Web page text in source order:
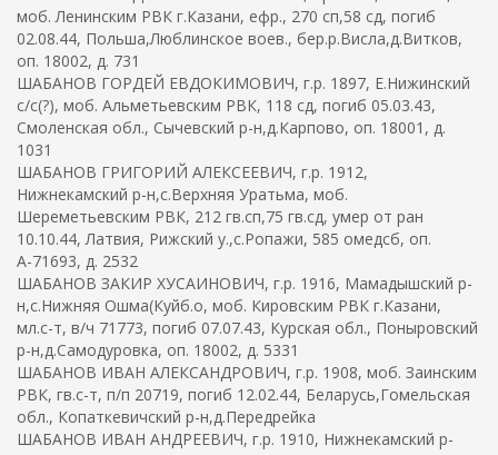
моб. Ленинским РВК г.Казани, ефр., 270 сп,58 сд, погиб
02.08.44, Польша,Люблинское воев., бер.р.Висла,д.Витков,
оп. 18002, д. 731
ШАБАНОВ ГОРДЕЙ ЕВДОКИМОВИЧ, г.р. 1897, Е.Нижинский
с/с(?), моб. Альметьевским РВК, 118 сд, погиб 05.03.43,
Смоленская обл., Сычевский р-н,д.Карпово, оп. 18001, д.
1031
ШАБАНОВ ГРИГОРИЙ АЛЕКСЕЕВИЧ, г.р. 1912,
Нижнекамский р-н,с.Верхняя Уратьма, моб.
Шереметьевским РВК, 212 гв.сп,75 гв.сд, умер от ран
10.10.44, Латвия, Рижский у.,с.Ропажи, 585 омедсб, оп.
А-71693, д. 2532
ШАБАНОВ ЗАКИР ХУСАИНОВИЧ, г.р. 1916, Мамадышский р-
н,с.Нижняя Ошма(Куйб.о, моб. Кировским РВК г.Казани,
мл.с-т, в/ч 71773, погиб 07.07.43, Курская обл., Поныровский
р-н,д.Самодуровка, оп. 18002, д. 5331
ШАБАНОВ ИВАН АЛЕКСАНДРОВИЧ, г.р. 1908, моб. Заинским
РВК, гв.с-т, п/п 20719, погиб 12.02.44, Беларусь,Гомельская
обл., Копаткевичский р-н,д.Передрейка
ШАБАНОВ ИВАН АНДРЕЕВИЧ, г.р. 1910, Нижнекамский р-